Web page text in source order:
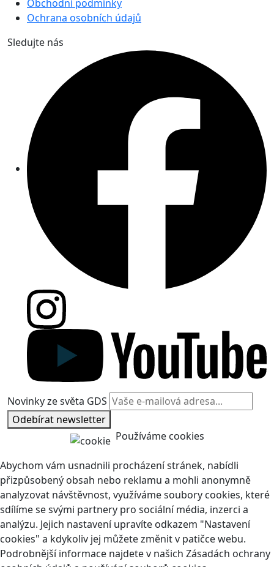
Obchodní podmínky
Ochrana osobních údajů
Sledujte nás
Novinky ze světa GDS
Odebírat newsletter
Používáme cookies
Abychom vám usnadnili procházení stránek, nabídli
přizpůsobený obsah nebo reklamu a mohli anonymně
analyzovat návštěvnost, využíváme soubory cookies, které
sdílíme se svými partnery pro sociální média, inzerci a
analýzu. Jejich nastavení upravíte odkazem "Nastavení
cookies" a kdykoliv jej můžete změnit v patičce webu.
Podrobnější informace najdete v našich Zásadách ochrany